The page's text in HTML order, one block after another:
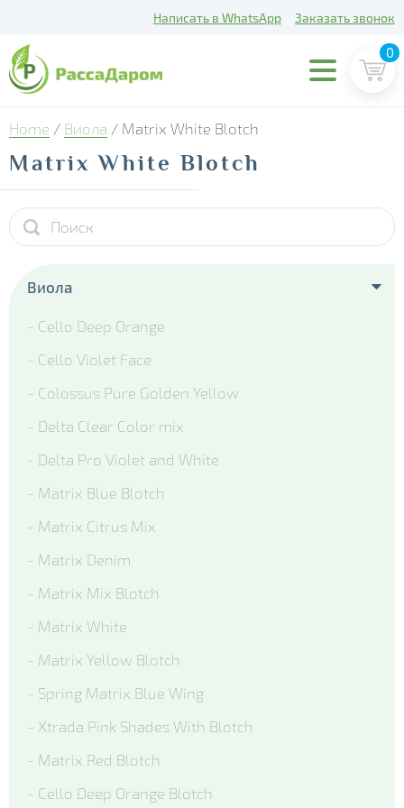
Написать в WhatsApp Заказать звонок
0
Home / Виола / Matrix White Blotch
Matrix White Blotch
Виола
- Cello Deep Orange
- Cello Violet Face
- Colossus Pure Golden Yellow
- Delta Clear Color mix
- Delta Pro Violet and White
- Matrix Blue Blotch
- Matrix Citrus Mix
- Matrix Denim
- Matrix Mix Blotch
- Matrix White
- Matrix Yellow Blotch
- Spring Matrix Blue Wing
- Xtrada Pink Shades With Blotch
- Matrix Red Blotch
- Cello Deep Orange Blotch